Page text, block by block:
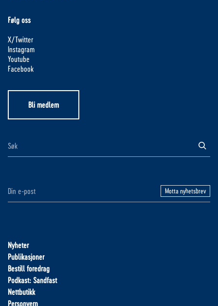
Følg oss
X/Twitter
Instagram
Youtube
Facebook
Bli medlem
Motta nyhetsbrev
Nyheter
Publikasjoner
Bestill foredrag
Podkast: Sandfast
Nettbutikk
Personvern